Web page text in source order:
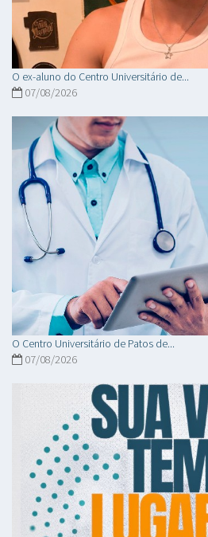
O ex-aluno do Centro Universitário de...
07/08/2026
O Centro Universitário de Patos de...
07/08/2026